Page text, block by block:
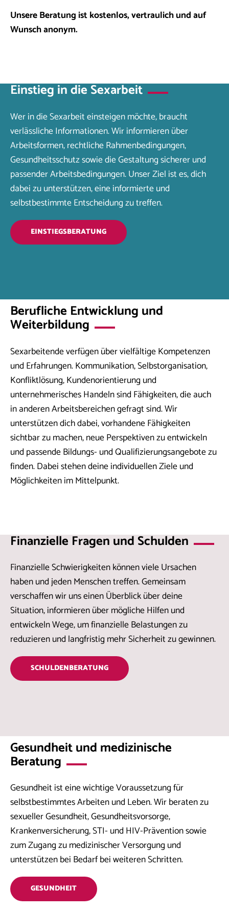
Unsere Beratung ist kostenlos, vertraulich und auf
Wunsch anonym.
Einstieg in die Sexarbeit
Wer in die Sexarbeit einsteigen möchte, braucht
verlässliche Informationen. Wir informieren über
Arbeitsformen, rechtliche Rahmenbedingungen,
Gesundheitsschutz sowie die Gestaltung sicherer und
passender Arbeitsbedingungen. Unser Ziel ist es, dich
dabei zu unterstützen, eine informierte und
selbstbestimmte Entscheidung zu treffen.
EINSTIEGSBERATUNG
Berufliche Entwicklung und
Weiterbildung
Sexarbeitende verfügen über vielfältige Kompetenzen
und Erfahrungen. Kommunikation, Selbstorganisation,
Konfliktlösung, Kundenorientierung und
unternehmerisches Handeln sind Fähigkeiten, die auch
in anderen Arbeitsbereichen gefragt sind. Wir
unterstützen dich dabei, vorhandene Fähigkeiten
sichtbar zu machen, neue Perspektiven zu entwickeln
und passende Bildungs- und Qualifizierungsangebote zu
finden. Dabei stehen deine individuellen Ziele und
Möglichkeiten im Mittelpunkt.
Finanzielle Fragen und Schulden
Finanzielle Schwierigkeiten können viele Ursachen
haben und jeden Menschen treffen. Gemeinsam
verschaffen wir uns einen Überblick über deine
Situation, informieren über mögliche Hilfen und
entwickeln Wege, um finanzielle Belastungen zu
reduzieren und langfristig mehr Sicherheit zu gewinnen.
SCHULDENBERATUNG
Gesundheit und medizinische
Beratung
Gesundheit ist eine wichtige Voraussetzung für
selbstbestimmtes Arbeiten und Leben. Wir beraten zu
sexueller Gesundheit, Gesundheitsvorsorge,
Krankenversicherung, STI- und HIV-Prävention sowie
zum Zugang zu medizinischer Versorgung und
unterstützen bei Bedarf bei weiteren Schritten.
GESUNDHEIT